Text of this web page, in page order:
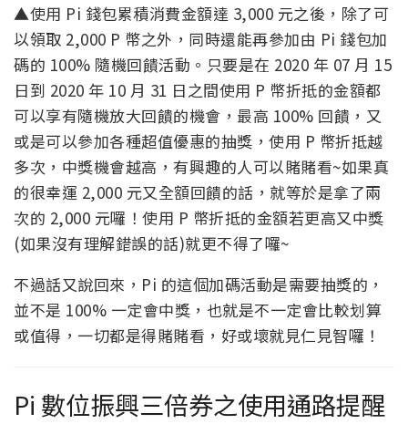
▲使用 Pi 錢包累積消費金額達 3,000 元之後，除了可
以領取 2,000 P 幣之外，同時還能再參加由 Pi 錢包加
碼的 100% 隨機回饋活動。只要是在 2020 年 07 月 15
日到 2020 年 10 月 31 日之間使用 P 幣折抵的金額都
可以享有隨機放大回饋的機會，最高 100% 回饋，又
或是可以參加各種超值優惠的抽獎，使用 P 幣折抵越
多次，中獎機會越高，有興趣的人可以賭賭看~如果真
的很幸運 2,000 元又全額回饋的話，就等於是拿了兩
次的 2,000 元囉！使用 P 幣折抵的金額若更高又中獎
(如果沒有理解錯誤的話)就更不得了囉~
不過話又說回來，Pi 的這個加碼活動是需要抽獎的，
並不是 100% 一定會中獎，也就是不一定會比較划算
或值得，一切都是得賭賭看，好或壞就見仁見智囉！
Pi 數位振興三倍券之使用通路提醒